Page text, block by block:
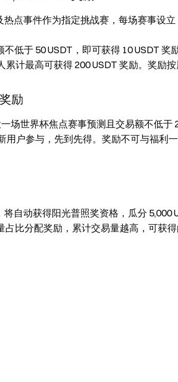
点事件作为指定挑战赛，每场赛事设立
低于 50 USDT，即可获得 10 USDT 奖
计最高可获得 200 USDT 奖励。奖励按
励
场世界杯焦点赛事预测且交易额不低于
用户参与，先到先得。奖励不可与福利
自动获得阳光普照奖资格，瓜分 5,000
比分配奖励，累计交易量越高，可获得